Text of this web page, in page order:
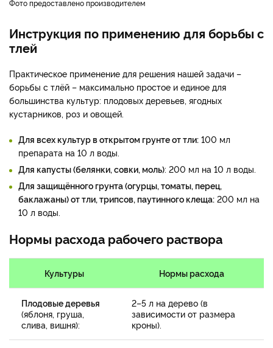
фото предоставлено производителем
Инструкция по применению для борьбы с
тлей
Практическое применение для решения нашей задачи –
борьбы с тлёй – максимально простое и единое для
большинства культур: плодовых деревьев, ягодных
кустарников, роз и овощей.
Для всех культур в открытом грунте от тли: 100 мл
препарата на 10 л воды.
Для капусты (белянки, совки, моль): 200 мл на 10 л воды.
Для защищённого грунта (огурцы, томаты, перец,
баклажаны) от тли, трипсов, паутинного клеща: 200 мл на
10 л воды.
Нормы расхода рабочего раствора
Культуры Нормы расхода
Плодовые деревья
(яблоня, груша,
слива, вишня):
2–5 л на дерево (в
зависимости от размера
кроны).